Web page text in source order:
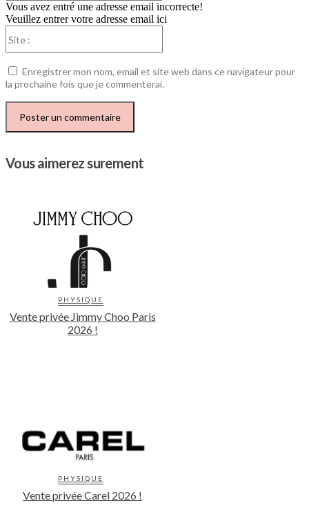
Vous avez entré une adresse email incorrecte!
Veuillez entrer votre adresse email ici
Enregistrer mon nom, email et site web dans ce navigateur pour
la prochaine fois que je commenterai.
Vous aimerez surement
PHYSIQUE
Vente privée Jimmy Choo Paris
2026 !
PHYSIQUE
Vente privée Carel 2026 !